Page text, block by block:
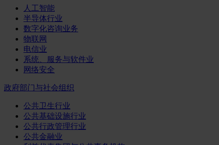
人工智能
半导体行业
数字化咨询业务
物联网
电信业
系统、服务与软件业
网络安全
政府部门与社会组织
公共卫生行业
公共基础设施行业
公共行政管理行业
公共金融业